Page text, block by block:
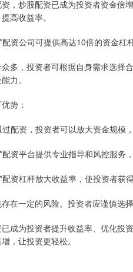
，炒股配资已成为投资者资金倍
高收益率。
资公司可提供高达10倍的资金杠
多，投资者可根据自身需求选择
力。
势：
配资，投资者可以放大资金规模
资平台提供专业指导和风控服务
资杠杆放大收益率，使投资者获
在一定的风险。投资者应谨慎选
成为投资者提升收益率、优化投
，让投资更轻松。